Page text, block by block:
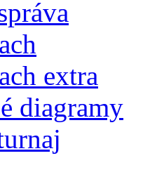
extra
diagramy